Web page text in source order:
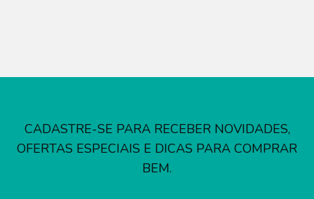
CADASTRE-SE PARA RECEBER NOVIDADES,
OFERTAS ESPECIAIS E DICAS PARA COMPRAR
BEM.